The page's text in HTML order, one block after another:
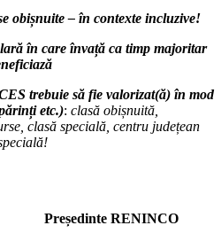
obișnuite – în contexte incluzive!
în care învață ca timp majoritar
trebuie să fie valorizat(ă) în mod
etc.): clasă obișnuită,
clasă specială, centru județean
RENINCO